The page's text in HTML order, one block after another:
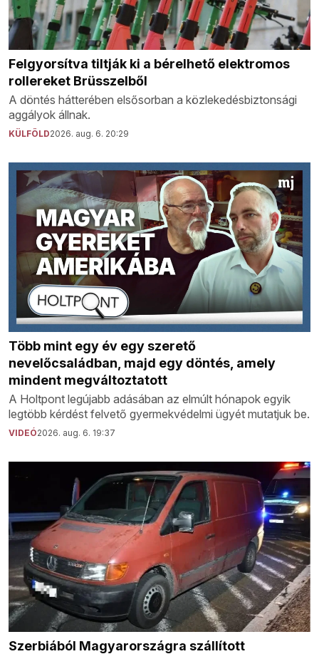
Felgyorsítva tiltják ki a bérelhető elektromos
rollereket Brüsszelből
A döntés hátterében elsősorban a közlekedésbiztonsági
aggályok állnak.
KÜLFÖLD2026. aug. 6. 20:29
Több mint egy év egy szerető
nevelőcsaládban, majd egy döntés, amely
mindent megváltoztatott
A Holtpont legújabb adásában az elmúlt hónapok egyik
legtöbb kérdést felvető gyermekvédelmi ügyét mutatjuk be.
VIDEÓ2026. aug. 6. 19:37
Szerbiából Magyarországra szállított